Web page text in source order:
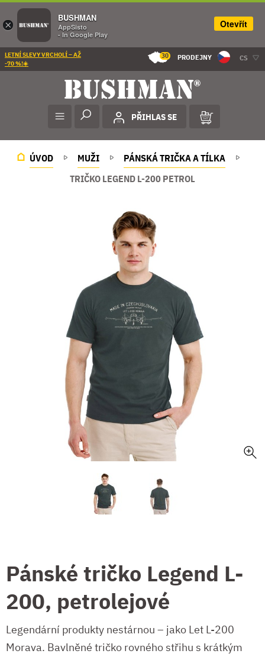
LETNÍ SLEVY VRCHOLÍ – AŽ
-70 %!☀️
30 PRODEJNY CS
PŘIHLAS SE
ÚVOD MUŽI
PÁNSKÁ TRIČKA A TÍLKA
TRIČKO LEGEND L-200 PETROL
Pánské tričko Legend L-
200, petrolejové
Legendární produkty nestárnou – jako Let L-200
Morava. Bavlněné tričko rovného střihu s krátkým
×
BUSHMAN
AppSisto
- In Google Play
Otevřít